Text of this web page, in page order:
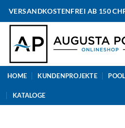
VERSANDKOSTENFREI AB 150
HOME KUNDENPROJEKTE POOL
KATALOGE